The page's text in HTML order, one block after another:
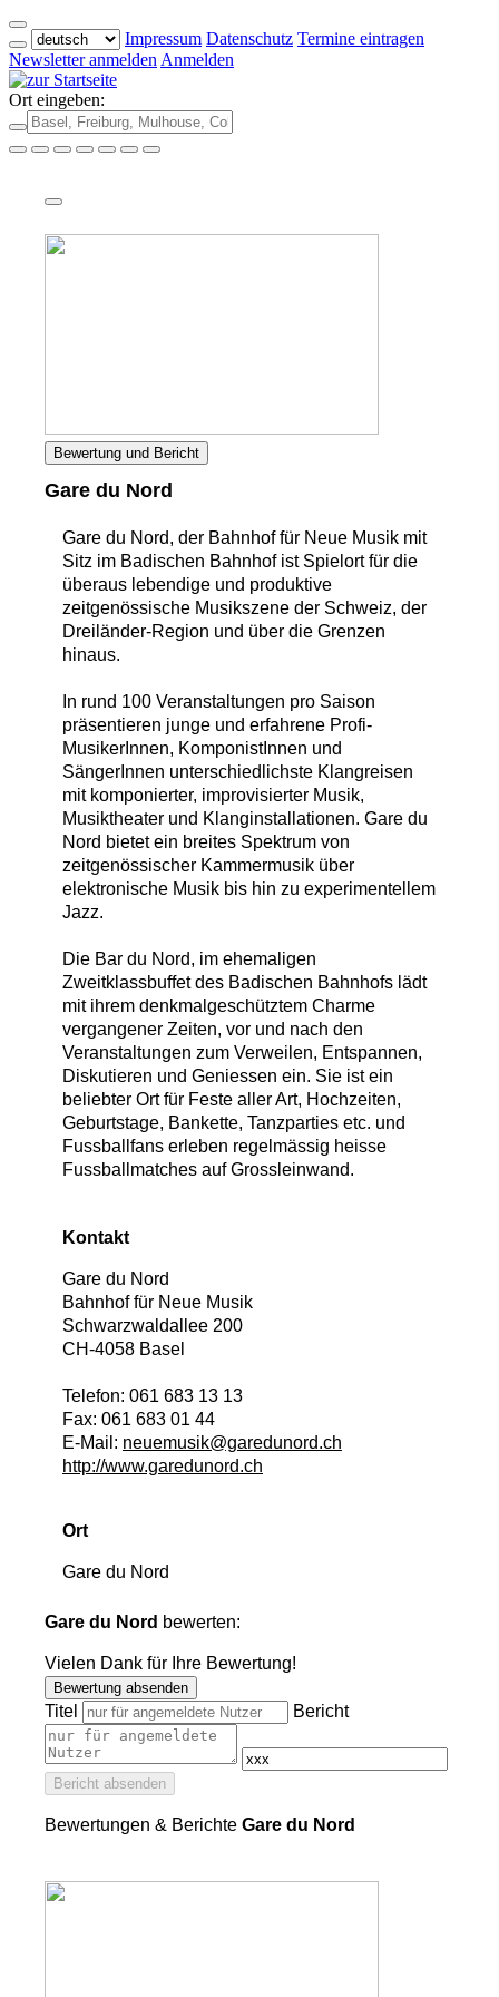
Impressum Datenschutz Termine eintragen
Newsletter anmelden Anmelden
Ort eingeben:
Bewertung und Bericht
Gare du Nord
Gare du Nord, der Bahnhof für Neue Musik mit
Sitz im Badischen Bahnhof ist Spielort für die
überaus lebendige und produktive
zeitgenössische Musikszene der Schweiz, der
Dreiländer-Region und über die Grenzen
hinaus.
In rund 100 Veranstaltungen pro Saison
präsentieren junge und erfahrene Profi-
MusikerInnen, KomponistInnen und
SängerInnen unterschiedlichste Klangreisen
mit komponierter, improvisierter Musik,
Musiktheater und Klanginstallationen. Gare du
Nord bietet ein breites Spektrum von
zeitgenössischer Kammermusik über
elektronische Musik bis hin zu experimentellem
Jazz.
Die Bar du Nord, im ehemaligen
Zweitklassbuffet des Badischen Bahnhofs lädt
mit ihrem denkmalgeschütztem Charme
vergangener Zeiten, vor und nach den
Veranstaltungen zum Verweilen, Entspannen,
Diskutieren und Geniessen ein. Sie ist ein
beliebter Ort für Feste aller Art, Hochzeiten,
Geburtstage, Bankette, Tanzparties etc. und
Fussballfans erleben regelmässig heisse
Fussballmatches auf Grossleinwand.
Kontakt
Gare du Nord
Bahnhof für Neue Musik
Schwarzwaldallee 200
CH-4058 Basel
Telefon: 061 683 13 13
Fax: 061 683 01 44
E-Mail: neuemusik@garedunord.ch
http://www.garedunord.ch
Ort
Gare du Nord
Gare du Nord bewerten:
Vielen Dank für Ihre Bewertung!
Bewertung absenden
Titel Bericht
Bericht absenden
Bewertungen & Berichte Gare du Nord